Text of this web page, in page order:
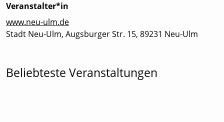
Veranstalter*in
www.neu-ulm.de
Stadt Neu-Ulm, Augsburger Str. 15, 89231 Neu-Ulm
Beliebteste Veranstaltungen